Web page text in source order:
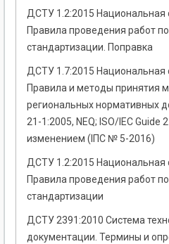
ДСТУ 1.2:2015 Национальная
Правила проведения работ
стандартизации. Поправка
ДСТУ 1.7:2015 Национальная
Правила и методы принятия
региональных нормативных
21-1:2005, NEQ; ISO/IEC Guide
изменением (ІПС № 5-2016)
ДСТУ 1.2:2015 Национальная
Правила проведения работ
стандартизации
ДСТУ 2391:2010 Система
документации. Термины и